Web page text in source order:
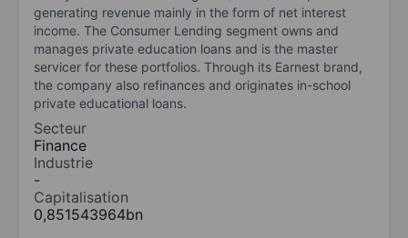
generating revenue mainly in the form of net interest
income. The Consumer Lending segment owns and
manages private education loans and is the master
servicer for these portfolios. Through its Earnest brand,
the company also refinances and originates in-school
private educational loans.
Secteur
Finance
Industrie
-
Capitalisation
0,851543964bn